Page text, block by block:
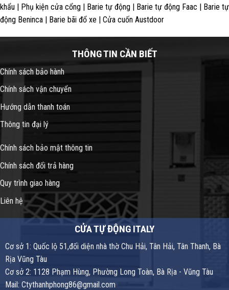
khẩu | Phụ kiện cửa cổng | Barie tự động | Barie tự động Faac | Barie tự
động Beninca | Barie bãi đổ xe | Cửa cuốn Austdoor
THÔNG TIN CẦN BIẾT
Chính sách bảo hành
Chính sách vận chuyển
Hướng dẫn thanh toán
Thông tin đại lý
Chính sách bảo mật thông tin
Chính sách đổi trả hàng
Quy trình giao hàng
Liên hệ
CỬA TỰ ĐỘNG ITALY
Cơ sở 1: Quốc lộ 51,đối diện nhà thờ Chu Hải, Tân Hải, Tân Thanh, Bà
Rịa Vũng Tàu
Cơ sở 2: 1128 Phạm Hùng, Phường Long Toàn, Bà Rịa - Vũng Tàu
Mail: Ctythanhphong86@gmail.com